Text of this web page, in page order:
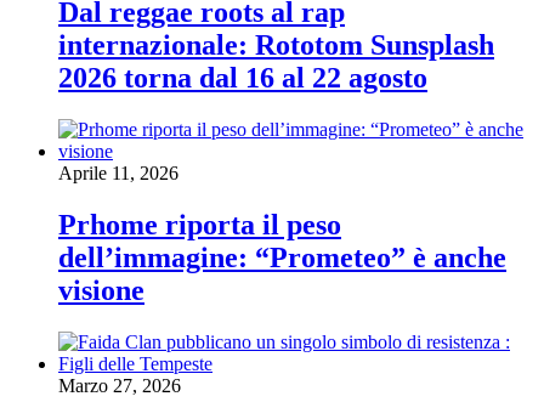
Dal reggae roots al rap
internazionale: Rototom Sunsplash
2026 torna dal 16 al 22 agosto
Aprile 11, 2026
Prhome riporta il peso
dell’immagine: “Prometeo” è anche
visione
Marzo 27, 2026